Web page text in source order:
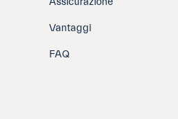
Vantaggi
FAQ